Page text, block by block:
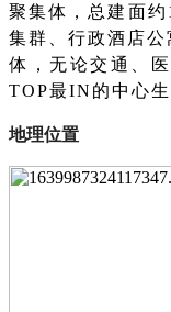
聚集体，总建面
集群、行政酒店
体，无论交通、
TOP最IN的中心生
地理位置